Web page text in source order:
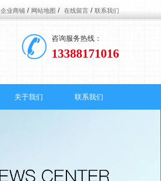
企业商铺 / 网站地图 / 在线留言 / 联系我们
咨询服务热线：
13388171016
关于我们 联系我们